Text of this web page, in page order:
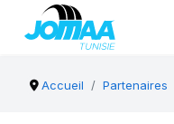
Accueil Partenaires